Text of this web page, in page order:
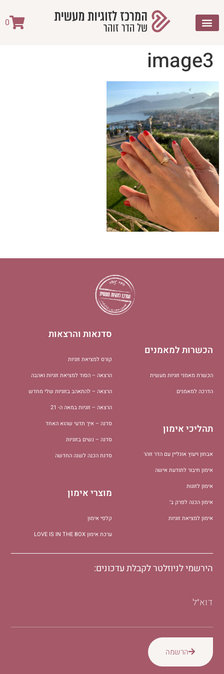
0
image3
הכשרות למאמנים
הכשרת מאמני זוגיות מעשית
הדרכה למאמנים
תהליכי אימון
אבחון ויעוץ אונליין עם הדר זוהר
אימון חיבור לתודעת אישה
אימון לזוגות
אימון הכנה לפרק ב׳
אימון למציאת זוגיות
סדנאות והרצאות
קורס למציאת זוגיות
הרצאה – הסוד למציאת זוגיות ואהבה
הרצאה – להתאהב בזוגיות שלי מחדש
הרצאה – זוגיות במאה ה- 21
סדנה – איך תדעי שהוא האחד
סדנה – נשים בזוגיות
סדנת הכנה לשנה החדשה
מוצרי אימון
קלפי אימון
ערכת אימון LOVE IS IN THE BOX
הירשמי לניוזלטר לקבלת עדכונים:
דוא״ל
הרשמה